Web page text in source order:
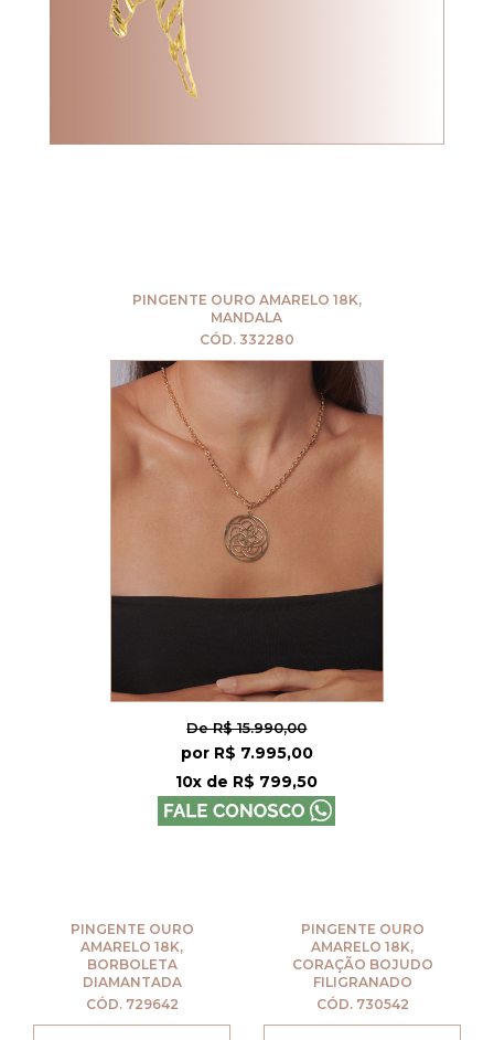
PINGENTE OURO AMARELO 18K,
MANDALA
CÓD. 332280
De R$ 15.990,00
por R$ 7.995,00
10x de R$ 799,50
PINGENTE OURO
AMARELO 18K,
BORBOLETA
DIAMANTADA
CÓD. 729642
PINGENTE OURO
AMARELO 18K,
CORAÇÃO BOJUDO
FILIGRANADO
CÓD. 730542